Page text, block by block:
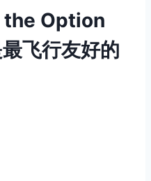
Option
飞行友好的